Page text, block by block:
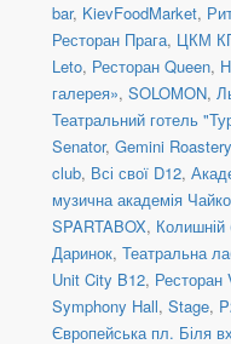
bar, KievFoodMarket,
Ресторан Прага, ЦКМ
Leto, Ресторан Queen,
галерея», SOLOMON,
Театральний готель
Senator, Gemini Roastery
club, Всі свої D12,
музична академія
SPARTABOX, Колишній
Даринок, Театральна
Unit City B12, Ресторан
Symphony Hall, Stage,
Європейська пл. Біля